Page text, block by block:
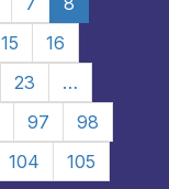
15
16
23
…
97
98
104
105